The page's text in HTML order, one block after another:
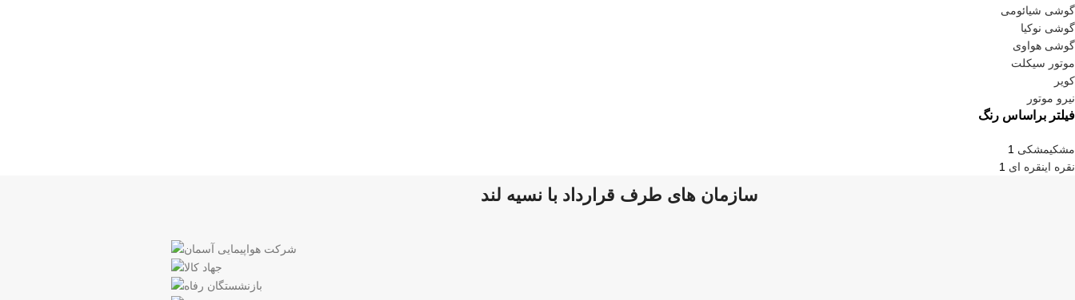
گوشی شیائومی
گوشی نوکیا
گوشی هواوی
موتور سیکلت
کویر
نیرو موتور
فیلتر براساس رنگ
مشکیمشکی 1
نقره اینقره ای 1
سازمان های طرف قرارداد با نسیه لند